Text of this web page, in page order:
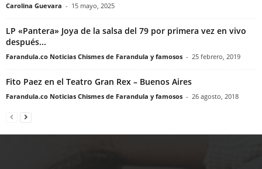
Carolina Guevara - 15 mayo, 2025
LP «Pantera» Joya de la salsa del 79 por primera vez en vivo
después...
Farandula.co Noticias Chismes de Farandula y famosos - 25 febrero, 2019
Fito Paez en el Teatro Gran Rex – Buenos Aires
Farandula.co Noticias Chismes de Farandula y famosos - 26 agosto, 2018